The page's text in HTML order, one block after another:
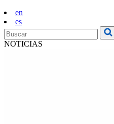
en
es
NOTICIAS